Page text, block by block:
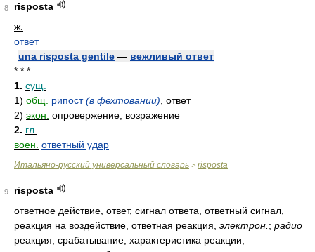
8
risposta
ж.
ответ
una risposta gentile — вежливый ответ
* * *
1. сущ.
1) общ. рипост (в фехтовании) , ответ
2) экон. опровержение, возражение
2. гл.
воен. ответный удар
Итальяно-русский универсальный словарь > risposta
9
risposta
ответное действие, ответ, сигнал ответа, ответный сигнал,
реакция на воздействие, ответная реакция, электрон. ; радио
реакция, срабатывание, характеристика реакции,